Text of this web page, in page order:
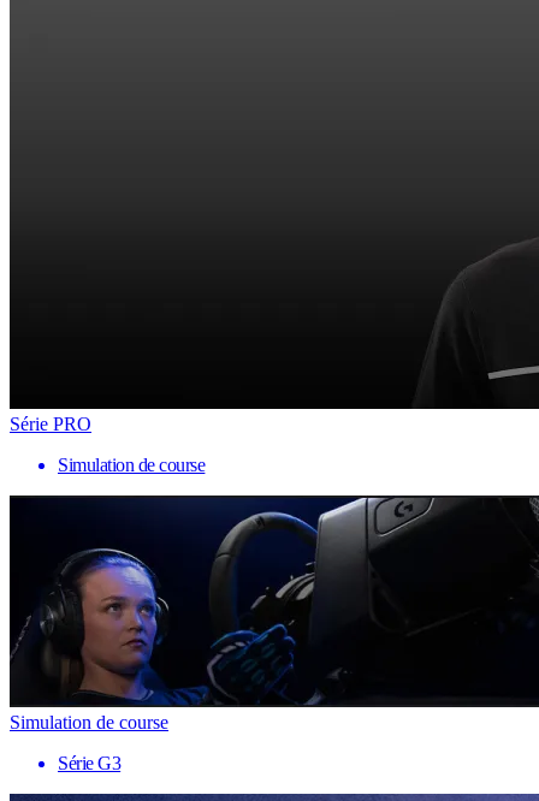
Série PRO
Simulation de course
Simulation de course
Série G3